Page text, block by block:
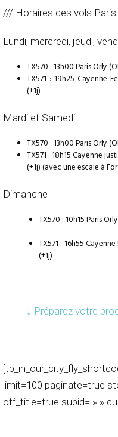
/// Horaires des vols Paris
Lundi, mercredi, jeudi,
TX570 : 13h00 Paris Orly
TX571 : 19h25 Cayenne
(+1j)
Mardi et Samedi
TX570 : 13h00 Paris Orly
TX571 : 18h15 Cayenne
(+1j) (avec une escale à
Dimanche
TX570 : 10h15 Paris
TX571 : 16h55
(+1j)
↓ Préparez votre
limit=100 paginate=true
off_title=true subid= » »